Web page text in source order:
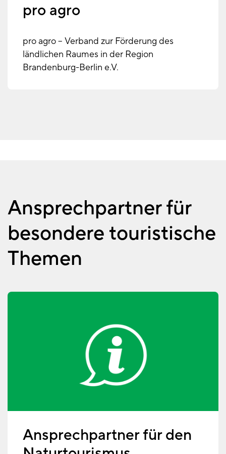
pro agro
pro agro – Verband zur Förderung des
ländlichen Raumes in der Region
Brandenburg-Berlin e.V.
Ansprechpartner für
besondere touristische
Themen
Ansprechpartner für den